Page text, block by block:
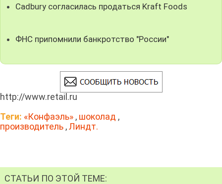
Cadbury согласилась продаться Kraft Foods
ФНС припомнили банкротство "России"
http://www.retail.ru
Теги: «Конфаэль» , шоколад ,
производитель ,Линдт.
СТАТЬИ ПО ЭТОЙ ТЕМЕ: